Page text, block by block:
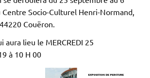
Socio-Culturel Henri-Normand,
Couëron.
aura lieu le MERCREDI 25
à 10 H 00